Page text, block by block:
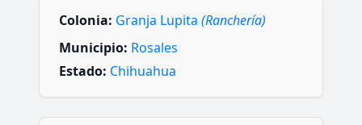
Colonia: Granja Lupita (Ranchería)
Municipio: Rosales
Estado: Chihuahua